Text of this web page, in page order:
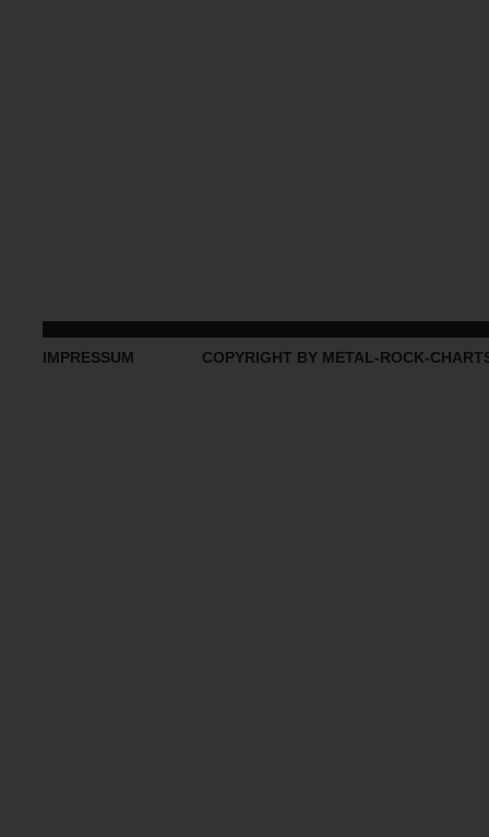
IMPRESSUM COPYRIGHT BY METAL-ROCK-